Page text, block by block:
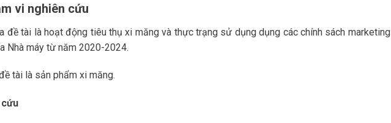
vi nghiên cứu
đề tài là hoạt động tiêu thụ xi măng và thực trạng sử dụng dụng các chính sách marketing
Nhà máy từ năm 2020-2024.
tài là sản phẩm xi măng.